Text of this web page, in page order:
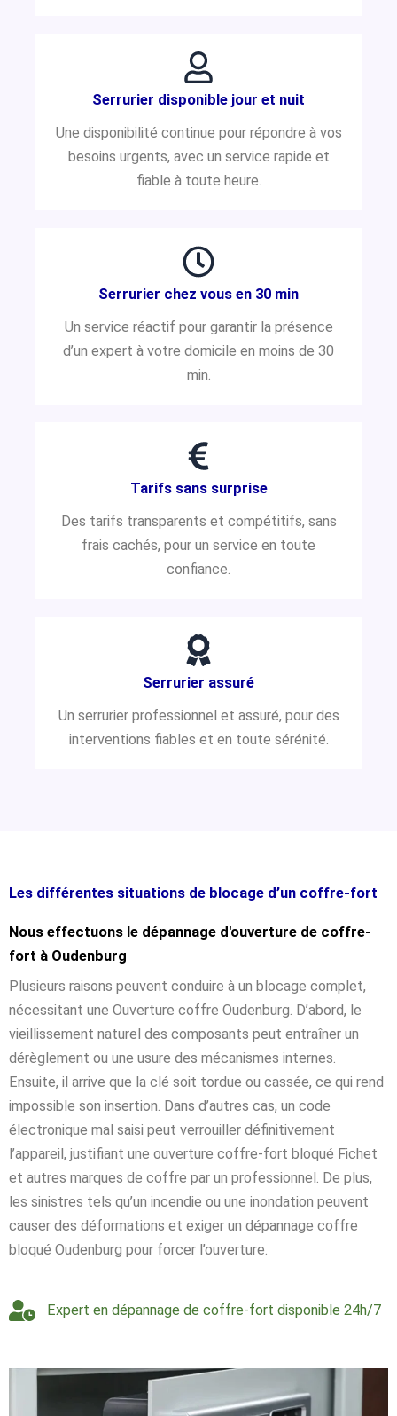
Serrurier disponible jour et nuit
Une disponibilité continue pour répondre à vos
besoins urgents, avec un service rapide et
fiable à toute heure.
Serrurier chez vous en 30 min
Un service réactif pour garantir la présence
d’un expert à votre domicile en moins de 30
min.
Tarifs sans surprise
Des tarifs transparents et compétitifs, sans
frais cachés, pour un service en toute
confiance.
Serrurier assuré
Un serrurier professionnel et assuré, pour des
interventions fiables et en toute sérénité.
Les différentes situations de blocage d’un coffre-fort
Nous effectuons le dépannage d'ouverture de coffre-
fort à Oudenburg
Plusieurs raisons peuvent conduire à un blocage complet,
nécessitant une Ouverture coffre Oudenburg. D’abord, le
vieillissement naturel des composants peut entraîner un
dérèglement ou une usure des mécanismes internes.
Ensuite, il arrive que la clé soit tordue ou cassée, ce qui rend
impossible son insertion. Dans d’autres cas, un code
électronique mal saisi peut verrouiller définitivement
l’appareil, justifiant une ouverture coffre-fort bloqué Fichet
et autres marques de coffre par un professionnel. De plus,
les sinistres tels qu’un incendie ou une inondation peuvent
causer des déformations et exiger un dépannage coffre
bloqué Oudenburg pour forcer l’ouverture.
Expert en dépannage de coffre-fort disponible 24h/7